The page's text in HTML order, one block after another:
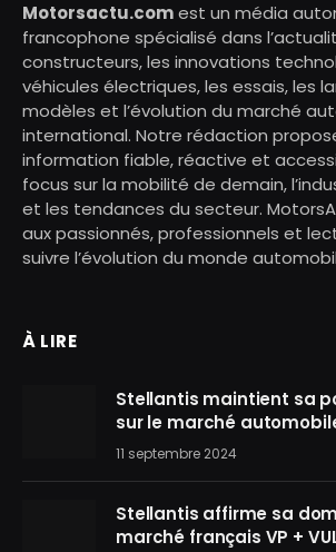
Motorsactu.comest un média
francophone spécialisé dans
constructeurs, les innovations
véhicules électriques, les essais, les
modèles et l’évolution du marché
international. Notre rédaction
information fiable, réactive et
focus sur la mobilité de demain,
et les tendances du secteur.
aux passionnés, professionnels et
suivre l’évolution du monde
À LIRE
Stellantis maintient sa
sur le marché
11 septembre 2024
Stellantis affirme sa
marché français VP +